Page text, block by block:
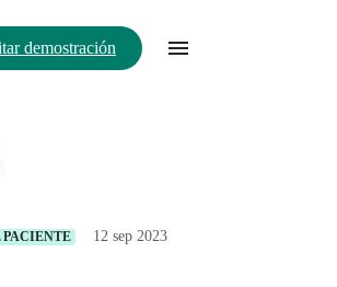
demostración
12 sep 2023